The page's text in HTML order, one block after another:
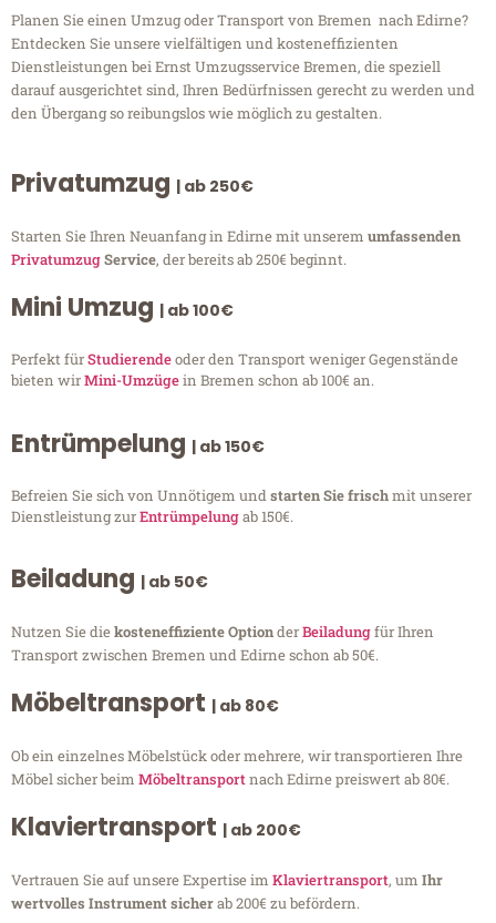
Planen Sie einen Umzug oder Transport von Bremen nach Edirne?
Entdecken Sie unsere vielfältigen und kosteneffizienten
Dienstleistungen bei Ernst Umzugsservice Bremen, die speziell
darauf ausgerichtet sind, Ihren Bedürfnissen gerecht zu werden und
den Übergang so reibungslos wie möglich zu gestalten.
Privatumzug | ab 250€
Starten Sie Ihren Neuanfang in Edirne mit unserem umfassenden
PrivatumzugService, der bereits ab 250€ beginnt.
Mini Umzug | ab 100€
Perfekt fürStudierendeoder den Transport weniger Gegenstände
bieten wirMini-Umzügein Bremen schon ab 100€ an.
Entrümpelung | ab 150€
Befreien Sie sich von Unnötigem undstarten Sie frischmit unserer
Dienstleistung zurEntrümpelungab 150€.
Beiladung | ab 50€
Nutzen Sie diekosteneffiziente OptionderBeiladungfür Ihren
Transport zwischen Bremen und Edirne schon ab 50€.
Möbeltransport | ab 80€
Ob ein einzelnes Möbelstück oder mehrere, wir transportieren Ihre
Möbel sicher beim Möbeltransportnach Edirne preiswert ab 80€.
Klaviertransport | ab 200€
Vertrauen Sie auf unsere Expertise im Klaviertransport, um Ihr
wertvolles Instrument sicherab 200€ zu befördern.